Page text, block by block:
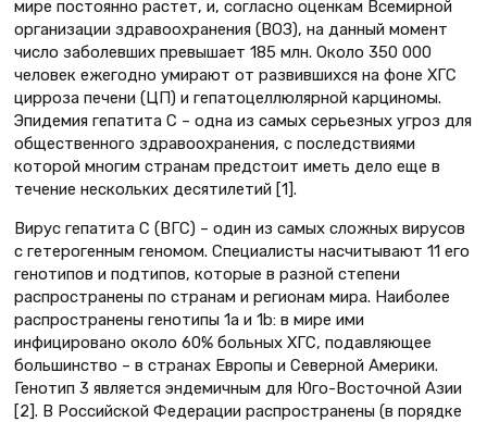
мире постоянно растет, и, согласно оценкам Всемирной
организации здравоохранения (ВОЗ), на данный момент
число заболевших превышает 185 млн. Около 350 000
человек ежегодно умирают от развившихся на фоне ХГС
цирроза печени (ЦП) и гепатоцеллюлярной карциномы.
Эпидемия гепатита С – одна из самых серьезных угроз для
общественного здравоохранения, с последствиями
которой многим странам предстоит иметь дело еще в
течение нескольких десятилетий [1].
Вирус гепатита С (ВГС) – один из самых сложных вирусов
с гетерогенным геномом. Специалисты насчитывают 11 его
генотипов и подтипов, которые в разной степени
распространены по странам и регионам мира. Наиболее
распространены генотипы 1а и 1b: в мире ими
инфицировано около 60% больных ХГС, подавляющее
большинство – в странах Европы и Северной Америки.
Генотип 3 является эндемичным для Юго-Восточной Азии
[2]. В Российской Федерации распространены (в порядке